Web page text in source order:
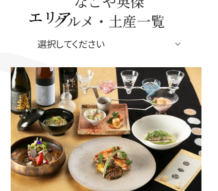
名古屋＜秀長＞観光モデルコース
豊臣秀吉と名古屋の関係
秀吉関連 史跡 一覧
秀吉グルメ・土産 一覧
秀吉功路
エリア
ジャンル
グルメ・土産一覧